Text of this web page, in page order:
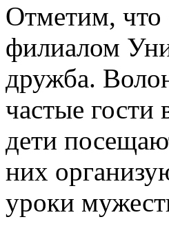
Отметим, что
филиалом
дружба.
частые
дети
них
уроки